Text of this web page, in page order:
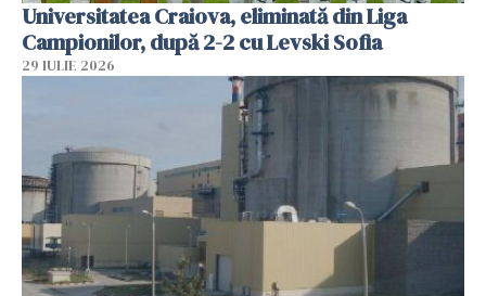
Universitatea Craiova, eliminată din Liga
Campionilor, după 2-2 cu Levski Sofia
29 IULIE 2026